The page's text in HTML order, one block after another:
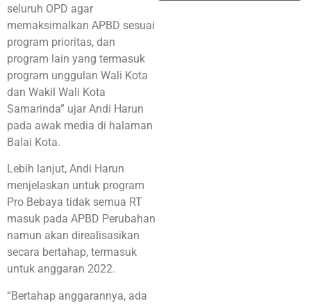
seluruh OPD agar
memaksimalkan APBD sesuai
program prioritas, dan
program lain yang termasuk
program unggulan Wali Kota
dan Wakil Wali Kota
Samarinda” ujar Andi Harun
pada awak media di halaman
Balai Kota.
Lebih lanjut, Andi Harun
menjelaskan untuk program
Pro Bebaya tidak semua RT
masuk pada APBD Perubahan
namun akan direalisasikan
secara bertahap, termasuk
untuk anggaran 2022.
“Bertahap anggarannya, ada